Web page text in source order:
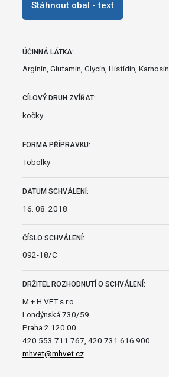
Stáhnout obal - text
ÚČINNÁ LÁTKA:
Arginin, Glutamin, Glycin, Histidin, Karnosin
CÍLOVÝ DRUH ZVÍŘAT:
kočky
FORMA PŘÍPRAVKU:
Tobolky
DATUM SCHVÁLENÍ:
16. 08. 2018
ČÍSLO SCHVÁLENÍ:
092-18/C
DRŽITEL ROZHODNUTÍ O SCHVÁLENÍ:
M + H VET s.r.o.
Londýnská 730/59
Praha 2 120 00
420 553 711 767, 420 731 616 900
mhvet@mhvet.cz